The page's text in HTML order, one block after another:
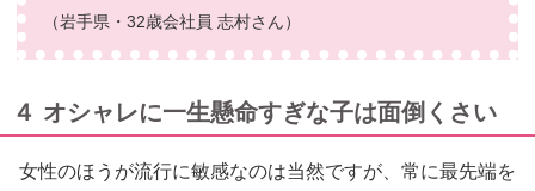
（岩手県・32歳会社員 志村さん）
４ オシャレに一生懸命すぎな子は面倒くさい
女性のほうが流行に敏感なのは当然ですが、常に最先端を